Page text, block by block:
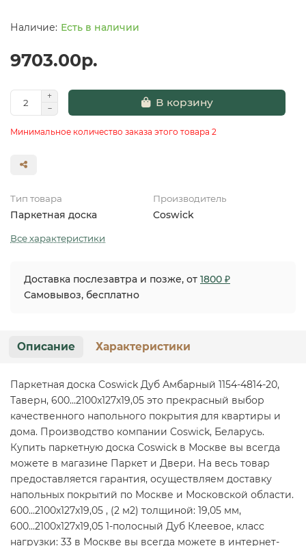
Есть в наличии
9703.00р.
В корзину
Минимальное количество заказа этого товара 2
Тип товара
Паркетная доска
Производитель
Coswick
Все характеристики
Доставка послезавтра и позже, от 1800 ₽
Самовывоз, бесплатно
Описание Характеристики
Паркетная доска Coswick Дуб Амбарный 1154-4814-20,
Таверн, 600...2100x127x19,05 это прекрасный выбор
качественного напольного покрытия для квартиры и
дома. Производство компании Coswick, Беларусь.
Купить паркетную доска Coswick в Москве вы всегда
можете в магазине Паркет и Двери. На весь товар
предоставляется гарантия, осуществляем доставку
напольных покрытий по Москве и Московской области.
600...2100x127x19,05 , (2 м2) толщиной: 19,05 мм,
600...2100x127x19,05 1-полосный Дуб Клеевое, класс
нагрузки: 33 в Москве вы всегда можете в интернет-